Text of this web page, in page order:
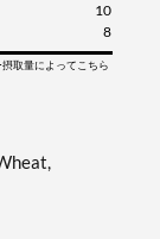
カートに入れる »
10
8
取量によってこちら